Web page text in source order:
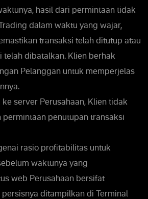
hasil dari permintaan tidak
dalam waktu yang wajar,
transaksi telah ditutup atau
telah dibatalkan. Klien berhak
Pelanggan untuk memperjelas
server Perusahaan, Klien tidak
penutupan transaksi
rasio profitabilitas untuk
waktunya yang
web Perusahaan bersifat
ditampilkan di Terminal